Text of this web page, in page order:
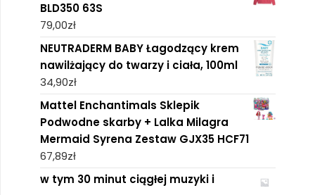
BLD350 63S
79,00zł
NEUTRADERM BABY Łagodzący krem
nawilżający do twarzy i ciała, 100ml
34,90zł
Mattel Enchantimals Sklepik
Podwodne skarby + Lalka Milagra
Mermaid Syrena Zestaw GJX35 HCF71
67,89zł
w tym 30 minut ciągłej muzyki i